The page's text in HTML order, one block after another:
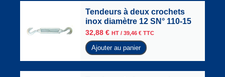
Tendeurs à deux crochets
inox diamètre 12 SN° 110-15
32,88 € HT / 39,46 € TTC
Ajouter au panier